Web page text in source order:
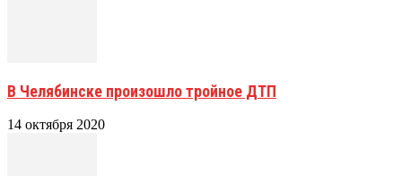
В Челябинске произошло тройное ДТП
14 октября 2020